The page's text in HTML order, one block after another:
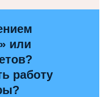
или
работу